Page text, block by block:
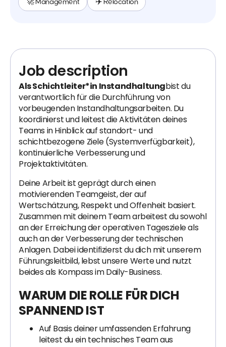
🚀 Management ✈️ Relocation
Job description
Als Schichtleiter*in Instandhaltungbist du
verantwortlich für die Durchführung von
vorbeugenden Instandhaltungsarbeiten. Du
koordinierst und leitest die Aktivitäten deines
Teams in Hinblick auf standort- und
schichtbezogene Ziele (Systemverfügbarkeit),
kontinuierliche Verbesserung und
Projektaktivitäten.
Deine Arbeit ist geprägt durch einen
motivierenden Teamgeist, der auf
Wertschätzung, Respekt und Offenheit basiert.
Zusammen mit deinem Team arbeitest du sowohl
an der Erreichung der operativen Tagesziele als
auch an der Verbesserung der technischen
Anlagen. Dabei identifizierst du dich mit unserem
Führungsleitbild, lebst unsere Werte und nutzt
beides als Kompass im Daily-Business.
WARUM DIE ROLLE FÜR DICH
SPANNEND IST
Auf Basis deiner umfassenden Erfahrung
leitest du ein technisches Team aus